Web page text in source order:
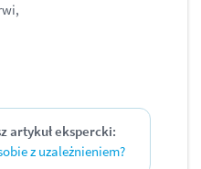
artykuł ekspercki:
z uzależnieniem?